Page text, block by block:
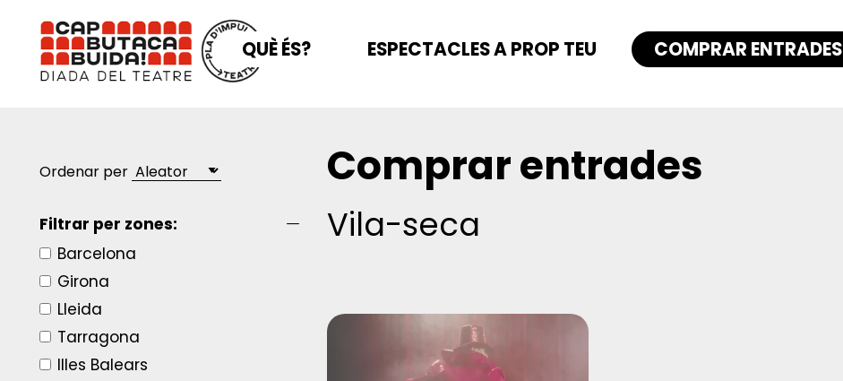
QUÈ ÉS? ESPECTACLES A PROP TEU COMPRAR ENTRADES
Comprar entrades
Vila-seca
Ordenar per
Filtrar per zones:
Barcelona
Girona
Lleida
Tarragona
Illes Balears